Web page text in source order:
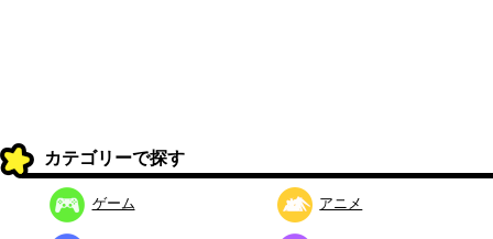
カテゴリーで探す
ゲーム アニメ